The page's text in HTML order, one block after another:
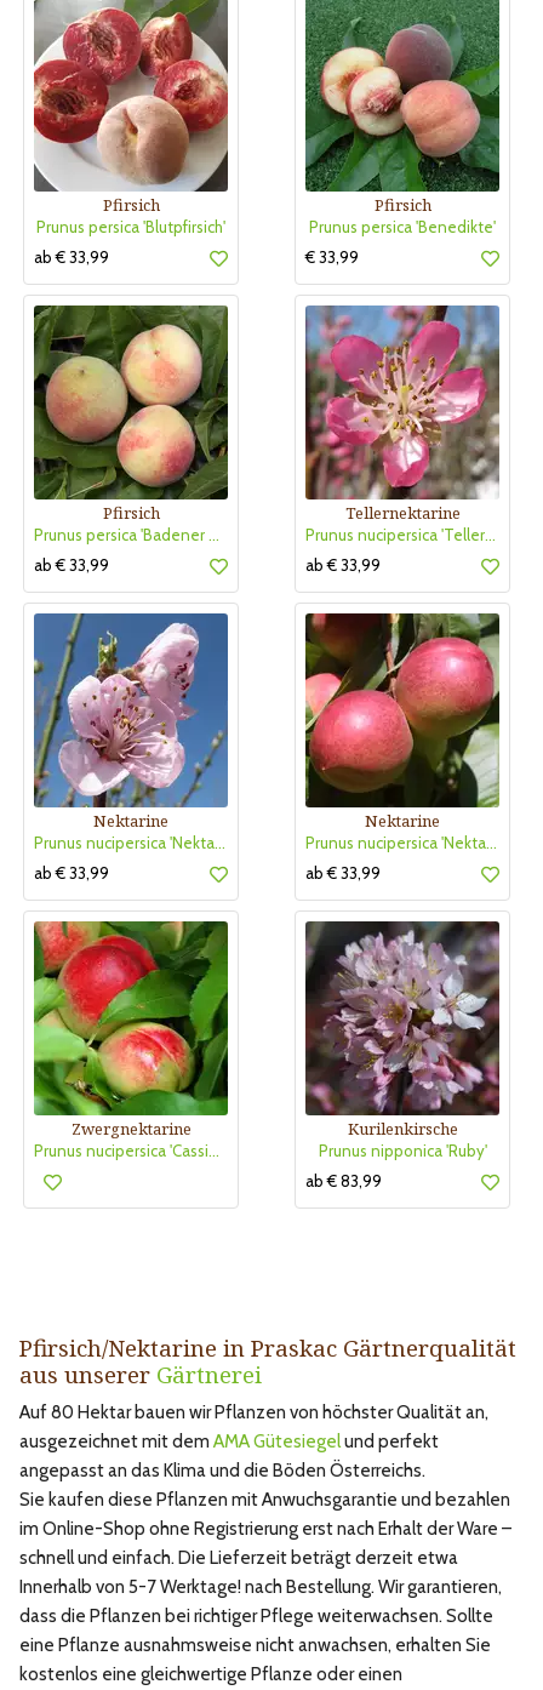
Pfirsich
Prunus persica 'Blutpfirsich'
ab € 33,99
Pfirsich
Prunus persica 'Benedikte'
€ 33,99
Pfirsich
Prunus persica 'Badener Weingartenpfirsich'
ab € 33,99
Tellernektarine
Prunus nucipersica 'Tellernektarine Weißer Sandwich'
ab € 33,99
Nektarine
Prunus nucipersica 'Nektarose'
ab € 33,99
Nektarine
Prunus nucipersica 'Nektared 6'
ab € 33,99
Zwergnektarine
Prunus nucipersica 'Cassiopeia'
Kurilenkirsche
Prunus nipponica 'Ruby'
ab € 83,99
Pfirsich/Nektarine in Praskac Gärtnerqualität
aus unserer Gärtnerei
Auf 80 Hektar bauen wir Pflanzen von höchster Qualität an,
ausgezeichnet mit dem AMA Gütesiegelund perfekt
angepasst an das Klima und die Böden Österreichs.
Sie kaufen diese Pflanzen mit Anwuchsgarantie und bezahlen
im Online-Shop ohne Registrierung erst nach Erhalt der Ware –
schnell und einfach. Die Lieferzeit beträgt derzeit etwa
Innerhalb von 5-7 Werktage! nach Bestellung. Wir garantieren,
dass die Pflanzen bei richtiger Pflege weiterwachsen. Sollte
eine Pflanze ausnahmsweise nicht anwachsen, erhalten Sie
kostenlos eine gleichwertige Pflanze oder einen